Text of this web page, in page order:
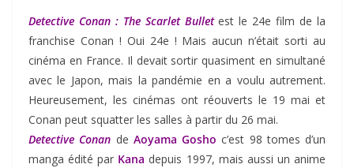
Detective Conan : The Scarlet Bulletest le 24e film de la
franchise Conan ! Oui 24e ! Mais aucun n’était sorti au
cinéma en France. Il devait sortir quasiment en simultané
avec le Japon, mais la pandémie en a voulu autrement.
Heureusement, les cinémas ont réouverts le 19 mai et
Conan peut squatter les salles à partir du 26 mai.
Detective Conan de Aoyama Gosho c’est 98 tomes d’un
manga édité par Kana depuis 1997, mais aussi un anime